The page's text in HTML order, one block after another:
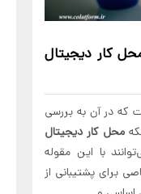
کار دیجیتال
که در آن به بررسی
محل کار دیجیتال
با این مقوله
برای پشتیبانی از